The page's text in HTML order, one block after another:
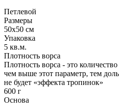
Петлевой
Размеры
50х50 см
Упаковка
5 кв.м.
Плотность ворса
Плотность ворса - это
чем выше этот параметр, тем
не будет «эффекта тропинок»
600 г
Основа